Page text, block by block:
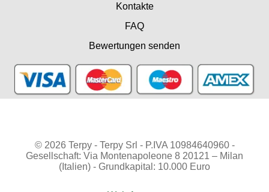
Kontakte
FAQ
Bewertungen senden
© 2026 Terpy - Terpy Srl - P.IVA 10984640960 -
Gesellschaft: Via Montenapoleone 8 20121 – Milan
(Italien) - Grundkapital: 10.000 Euro